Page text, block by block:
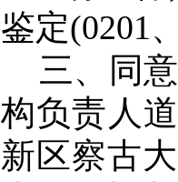
鉴定(0201
三、同
构负责人
新区察古